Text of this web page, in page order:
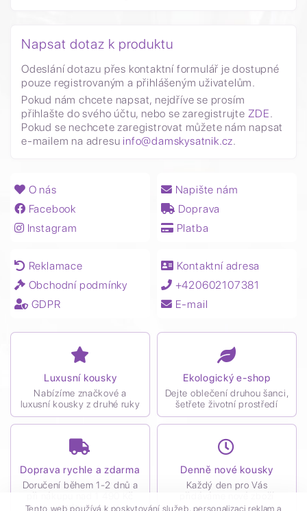
Napsat dotaz k produktu
Odeslání dotazu přes kontaktní formulář je dostupné
pouze registrovaným a přihlášeným uživatelům.
Pokud nám chcete napsat, nejdříve se prosím
přihlašte do svého účtu, nebo se zaregistrujte ZDE.
Pokud se nechcete zaregistrovat můžete nám napsat
e-mailem na adresu info@damskysatnik.cz.
O nás
Facebook
Instagram
Napište nám
Doprava
Platba
Reklamace
Obchodní podmínky
GDPR
Kontaktní adresa
+420602107381
E-mail
Luxusní kousky
Nabízíme značkové a
luxusní kousky z druhé ruky
Ekologický e-shop
Dejte oblečení druhou šanci,
šetřete životní prostředí
Doprava rychle a zdarma
Doručení během 1-2 dnů a
při nákupu nad 1 490 Kč
zdarma
Denně nové kousky
Každý den pro Vás
přidáváme nové zboží
Tento web používá k poskytování služeb, personalizaci reklam a